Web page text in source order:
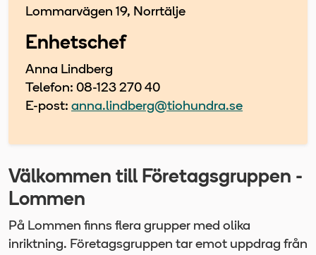
Lommarvägen 19, Norrtälje
Enhetschef
Anna Lindberg
Telefon: 08-123 270 40
E-post: anna.lindberg@tiohundra.se
Välkommen till Företagsgruppen -
Lommen
På Lommen finns flera grupper med olika
inriktning. Företagsgruppen tar emot uppdrag från